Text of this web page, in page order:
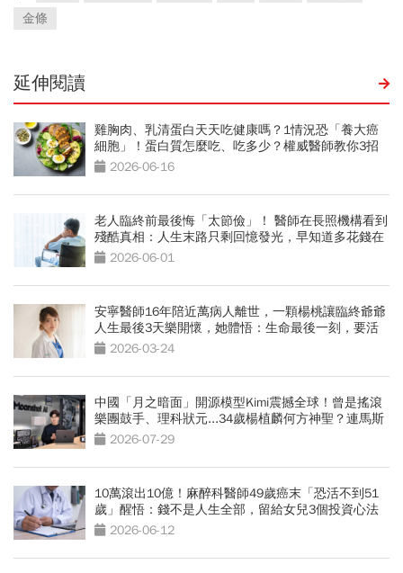
金條
延伸閱讀
雞胸肉、乳清蛋白天天吃健康嗎？1情況恐「養大癌
細胞」！蛋白質怎麼吃、吃多少？權威醫師教你3招
補到位
2026-06-16
老人臨終前最後悔「太節儉」！ 醫師在長照機構看到
殘酷真相：人生末路只剩回憶發光，早知道多花錢在
自己身上
2026-06-01
安寧醫師16年陪近萬病人離世，一顆楊桃讓臨終爺爺
人生最後3天樂開懷，她體悟：生命最後一刻，要活
得像自己
2026-03-24
中國「月之暗面」開源模型Kimi震撼全球！曾是搖滾
樂團鼓手、理科狀元...34歲楊植麟何方神聖？連馬斯
克都放話挑戰
2026-07-29
10萬滾出10億！麻醉科醫師49歲癌末「恐活不到51
歲」醒悟：錢不是人生全部，留給女兒3個投資心法
2026-06-12